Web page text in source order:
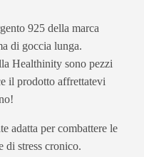
925 della marca
di goccia lunga.
Healthinity sono pezzi
il prodotto affrettatevi
adatta per combattere le
di stress cronico.